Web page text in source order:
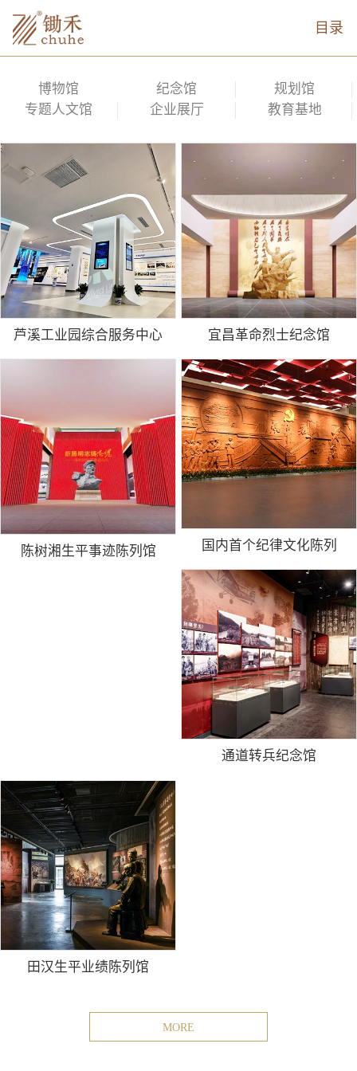
目录
博物馆 纪念馆
规划馆
专题人文馆
企业展厅 教育基地
芦溪工业园综合服务中心 宜昌革命烈士纪念馆
陈树湘生平事迹陈列馆 国内首个纪律文化陈列
通道转兵纪念馆
田汉生平业绩陈列馆